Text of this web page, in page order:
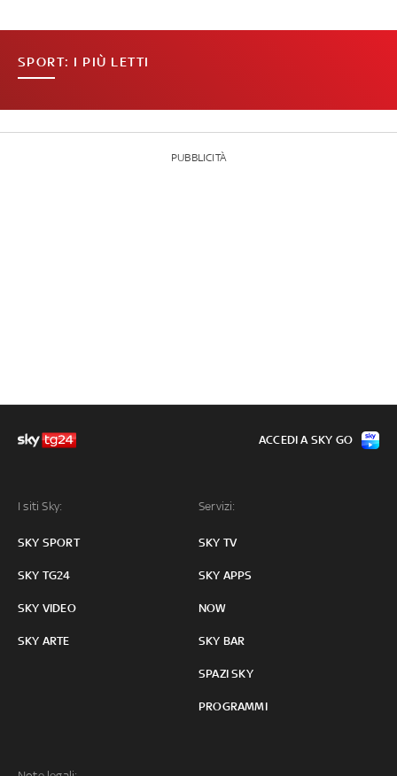
SPORT: I PIÙ LETTI
PUBBLICITÀ
I siti Sky:
SKY SPORT
SKY TG24
SKY VIDEO
SKY ARTE
Servizi:
SKY TV
SKY APPS
NOW
SKY BAR
SPAZI SKY
PROGRAMMI
ACCEDI A SKY GO